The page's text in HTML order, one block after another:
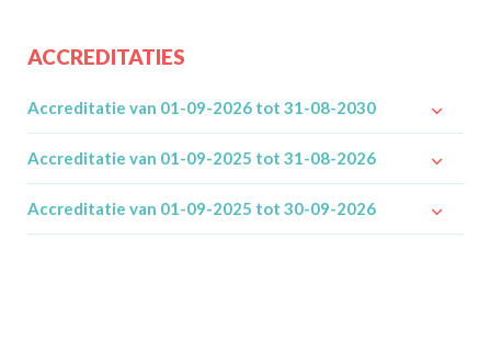
ACCREDITATIES
Accreditatie van 01-09-2026 tot 31-08-2030
Accreditatie van 01-09-2025 tot 31-08-2026
Accreditatie van 01-09-2025 tot 30-09-2026